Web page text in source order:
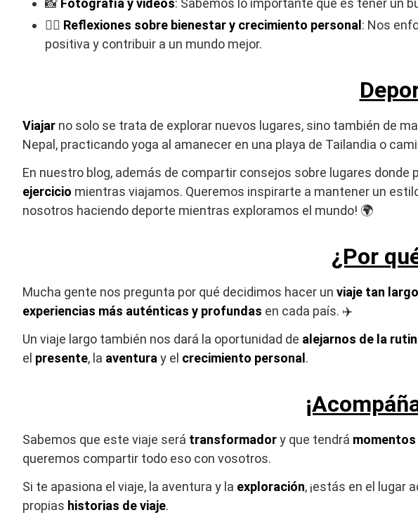
🧘‍♂️ Reflexiones sobre bienestar y crecimiento personal : Nos
positiva y contribuir a un mundo mejor.
Viajar no solo se trata de explorar nuevos lugares, sino también de
Nepal, practicando yoga al amanecer en una playa de Tailandia o
En nuestro blog, además de compartir consejos sobre lugares
ejercicio mientras viajamos. Queremos inspirarte a mantener un
nosotros haciendo deporte mientras exploramos el mundo! 🌍
¿Por
Mucha gente nos pregunta por qué decidimos hacer un viaje tan largo
experiencias más auténticas y profundas en cada país. ✈️
Un viaje largo también nos dará la oportunidad de alejarnos de la
el presente, la aventura y el crecimiento personal .
Sabemos que este viaje será transformadory que tendrá
queremos compartir todo eso con vosotros.
Si te apasiona el viaje, la aventura y la exploración, ¡estás en el lugar
propias historias de viaje.